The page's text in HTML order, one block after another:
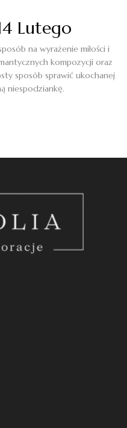
Lutego
na wyrażenie miłości i
kompozycji oraz
sposób sprawić ukochanej
niespodziankę.